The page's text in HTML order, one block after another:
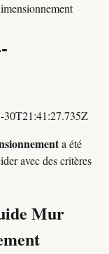
30T21:41:27.735Z
a été
avec des critères
Mur